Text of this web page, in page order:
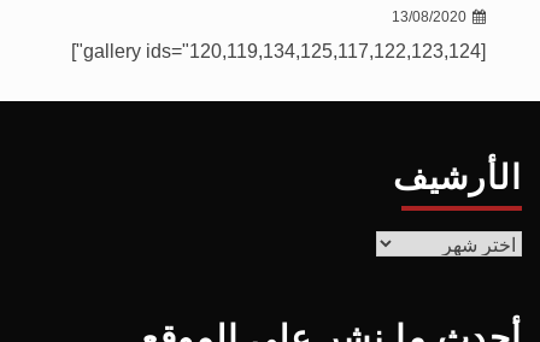
13/08/2020
[gallery ids="120,119,134,125,117,122,123,124"]
الأرشيف
الأرشيف